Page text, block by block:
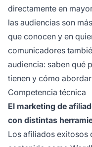
directamente en
las audiencias son
que conocen y en
comunicadores
audiencia: saben qué
tienen y cómo
Competencia técnica
El marketing de
con distintas
Los afiliados exitosos